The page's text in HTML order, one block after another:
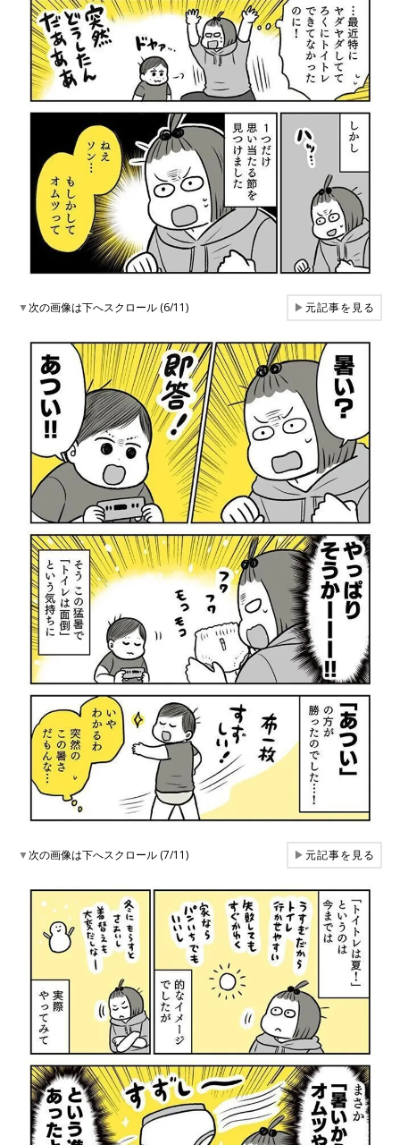
▼次の画像は下へスクロール (6/11) ▶元記事を見る
▼次の画像は下へスクロール (7/11) ▶元記事を見る